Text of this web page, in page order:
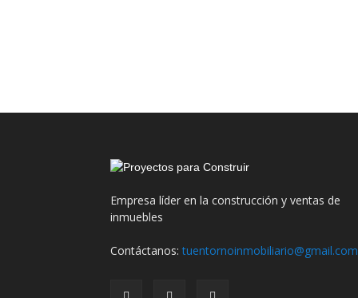
Empresa líder en la construcción y ventas de
inmuebles
Contáctanos:tuentornoinmobiliario@gmail.com